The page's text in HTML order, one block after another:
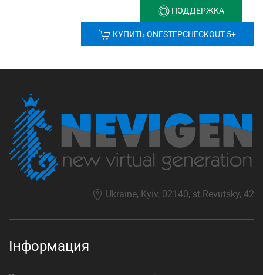
ПОДДЕРЖКА
КУПИТЬ ONESTEPCHECKOUT 5+
Ukraine, Kyiv, 02140, st.Revutsky, 42
Інформация